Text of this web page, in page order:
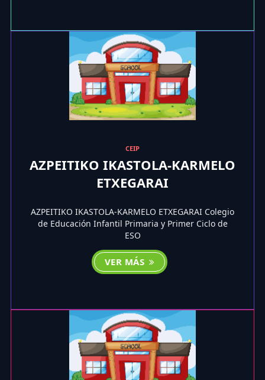
CEIP
AZPEITIKO IKASTOLA-KARMELO
ETXEGARAI
AZPEITIKO IKASTOLA-KARMELO ETXEGARAI Colegio
de Educación Infantil Primaria y Primer Ciclo de
ESO
VER MÁS